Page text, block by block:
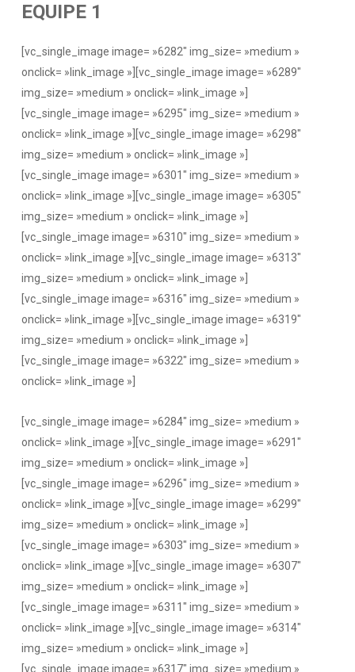
EQUIPE 1
[vc_single_image image= »6282″ img_size= »medium »
onclick= »link_image »][vc_single_image image= »6289″
img_size= »medium » onclick= »link_image »]
[vc_single_image image= »6295″ img_size= »medium »
onclick= »link_image »][vc_single_image image= »6298″
img_size= »medium » onclick= »link_image »]
[vc_single_image image= »6301″ img_size= »medium »
onclick= »link_image »][vc_single_image image= »6305″
img_size= »medium » onclick= »link_image »]
[vc_single_image image= »6310″ img_size= »medium »
onclick= »link_image »][vc_single_image image= »6313″
img_size= »medium » onclick= »link_image »]
[vc_single_image image= »6316″ img_size= »medium »
onclick= »link_image »][vc_single_image image= »6319″
img_size= »medium » onclick= »link_image »]
[vc_single_image image= »6322″ img_size= »medium »
onclick= »link_image »]
[vc_single_image image= »6284″ img_size= »medium »
onclick= »link_image »][vc_single_image image= »6291″
img_size= »medium » onclick= »link_image »]
[vc_single_image image= »6296″ img_size= »medium »
onclick= »link_image »][vc_single_image image= »6299″
img_size= »medium » onclick= »link_image »]
[vc_single_image image= »6303″ img_size= »medium »
onclick= »link_image »][vc_single_image image= »6307″
img_size= »medium » onclick= »link_image »]
[vc_single_image image= »6311″ img_size= »medium »
onclick= »link_image »][vc_single_image image= »6314″
img_size= »medium » onclick= »link_image »]
[vc_single_image image= »6317″ img_size= »medium »